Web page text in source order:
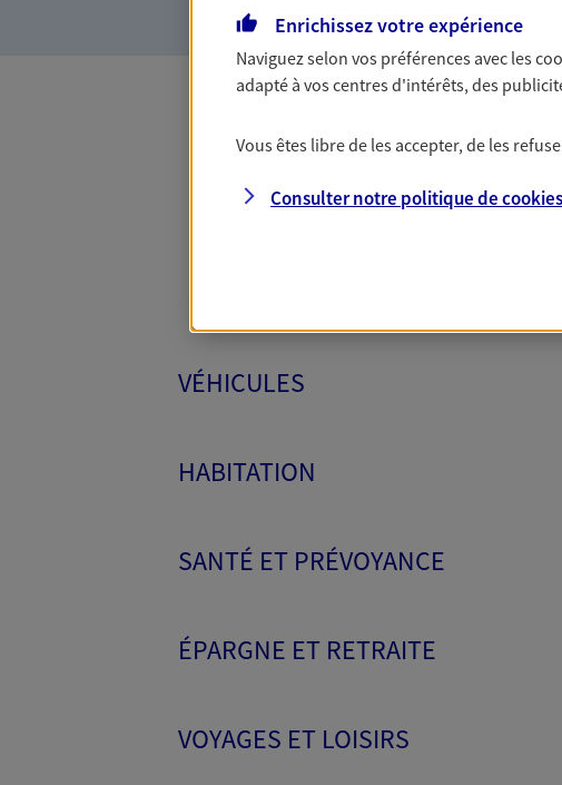
Toutes
VÉHICULES
HABITATION
SANTÉ ET PRÉVOYANCE
ÉPARGNE ET RETRAITE
VOYAGES ET LOISIRS
Enrichissez votre expérience
Naviguez selon vos préférences avec les
adapté à vos centres d'intérêts, des
Vous êtes libre de les accepter, de les
Consulter notre politique decookies